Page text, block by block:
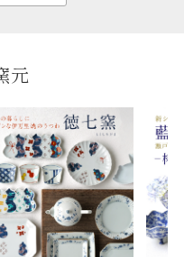
元